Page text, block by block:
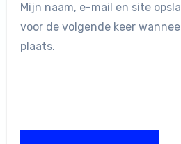
Mijn naam, e-mail en site
voor de volgende keer
plaats.